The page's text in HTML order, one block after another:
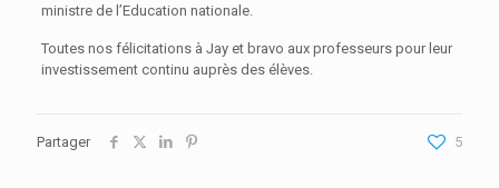
ministre de l’Education nationale.
Toutes nos félicitations à Jay et bravo aux professeurs pour leur
investissement continu auprès des élèves.
Partager 5